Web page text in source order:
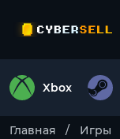
Xbox
Главная Игры